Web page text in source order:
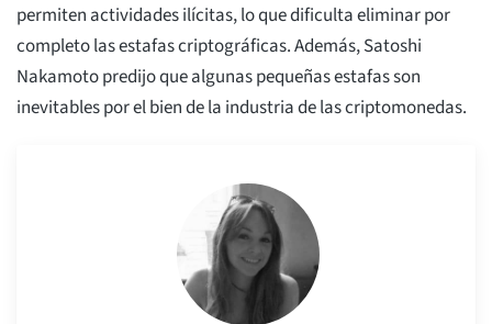
permiten actividades ilícitas, lo que dificulta eliminar por
completo las estafas criptográficas. Además, Satoshi
Nakamoto predijo que algunas pequeñas estafas son
inevitables por el bien de la industria de las criptomonedas.